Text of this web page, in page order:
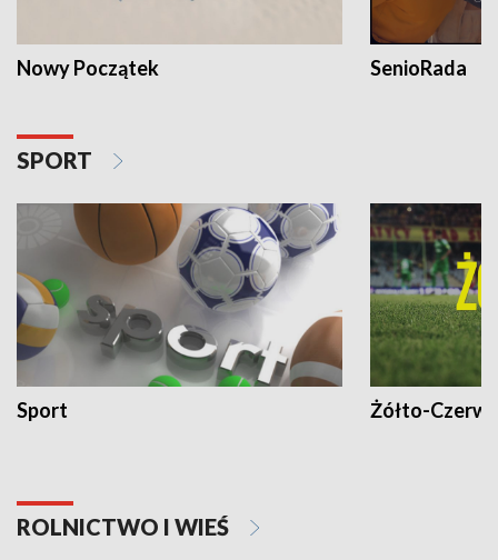
Nowy Początek SenioRada
SPORT
Sport Żółto-
ROLNICTWO I WIEŚ